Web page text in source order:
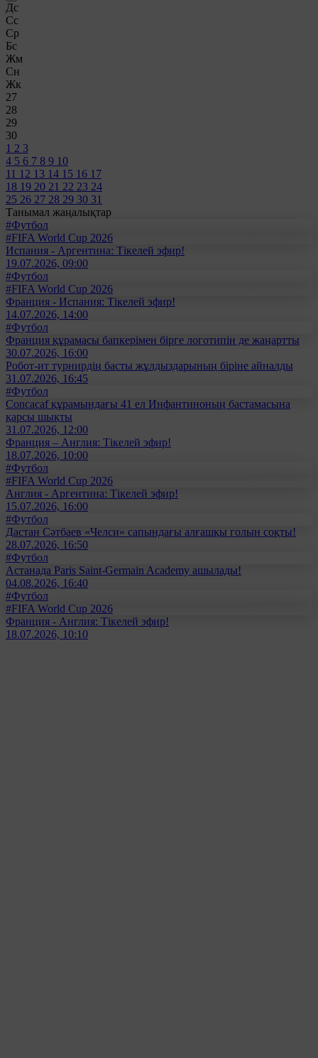
Дс
Сс
Ср
Бс
Жм
Сн
Жк
27
28
29
30
1 2 3
4 5 6 7 8 9 10
11 12 13 14 15 16 17
18 19 20 21 22 23 24
25 26 27 28 29 30 31
Танымал жаңалықтар
#Футбол
#FIFA World Cup 2026
Испания - Аргентина: Тікелей эфир!
19.07.2026, 09:00
#Футбол
#FIFA World Cup 2026
Франция - Испания: Тікелей эфир!
14.07.2026, 14:00
#Футбол
Франция құрамасы бапкерімен бірге логотипін де жаңартты
30.07.2026, 16:00
Робот-ит турнирдің басты жұлдыздарының біріне айналды
31.07.2026, 16:45
#Футбол
Concacaf құрамындағы 41 ел Инфантиноның бастамасына
қарсы шықты
31.07.2026, 12:00
Франция – Англия: Тікелей эфир!
18.07.2026, 10:00
#Футбол
#FIFA World Cup 2026
Англия - Аргентина: Тікелей эфир!
15.07.2026, 16:00
#Футбол
Дастан Сәтбаев «Челси» сапындағы алғашқы голын соқты!
28.07.2026, 16:50
#Футбол
Астанада Paris Saint-Germain Academy ашылады!
04.08.2026, 16:40
#Футбол
#FIFA World Cup 2026
Франция - Англия: Тікелей эфир!
18.07.2026, 10:10